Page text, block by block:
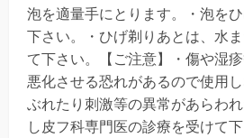
泡を適量手にとります。・泡を
下さい。・ひげ剃りあとは、水
て下さい。【ご注意】・傷や湿
悪化させる恐れがあるので使用
ぶれたり刺激等の異常があらわ
し皮フ科専門医の診療を受けて